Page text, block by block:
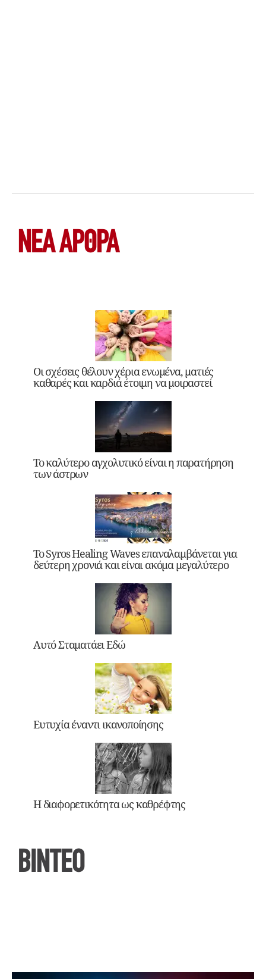
ΝΕΑ ΆΡΘΡΑ
Οι σχέσεις θέλουν χέρια ενωμένα, ματιές
καθαρές και καρδιά έτοιμη να μοιραστεί
Το καλύτερο αγχολυτικό είναι η παρατήρηση
των άστρων
Το Syros Healing Waves επαναλαμβάνεται για
δεύτερη χρονιά και είναι ακόμα μεγαλύτερο
Αυτό Σταματάει Εδώ
Ευτυχία έναντι ικανοποίησης
Η διαφορετικότητα ως καθρέφτης
ΒΙΝΤΕΟ